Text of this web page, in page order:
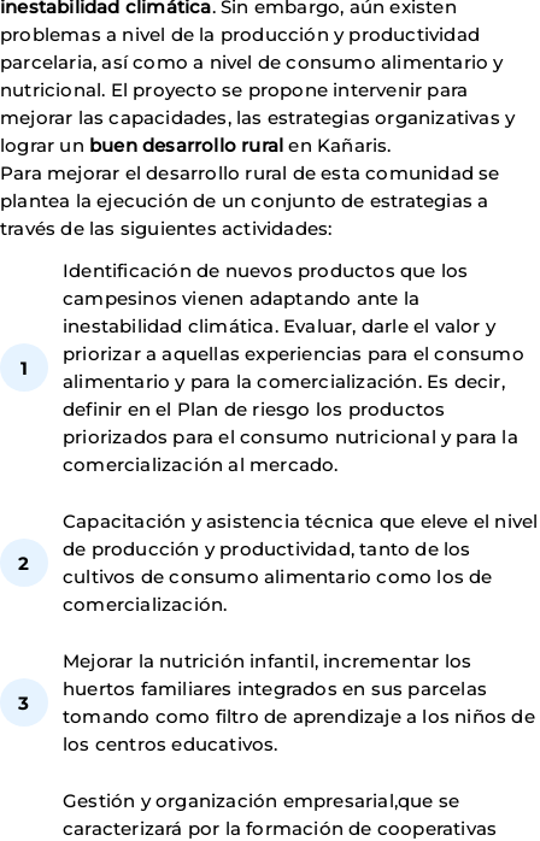
inestabilidad climática. Sin embargo, aún existen
problemas a nivel de la producción y productividad
parcelaria, así como a nivel de consumo alimentario y
nutricional. El proyecto se propone intervenir para
mejorar las capacidades, las estrategias organizativas y
lograr un buen desarrollo rural en Kañaris.
Para mejorar el desarrollo rural de esta comunidad se
plantea la ejecución de un conjunto de estrategias a
través de las siguientes actividades:
Identificación de nuevos productos que los
campesinos vienen adaptando ante la
inestabilidad climática. Evaluar, darle el valor y
priorizar a aquellas experiencias para el consumo
alimentario y para la comercialización. Es decir,
definir en el Plan de riesgo los productos
priorizados para el consumo nutricional y para la
comercialización al mercado.
Capacitación y asistencia técnica que eleve el nivel
de producción y productividad, tanto de los
cultivos de consumo alimentario como los de
comercialización.
Mejorar la nutrición infantil, incrementar los
huertos familiares integrados en sus parcelas
tomando como filtro de aprendizaje a los niños de
los centros educativos.
Gestión y organización empresarial,que se
caracterizará por la formación de cooperativas